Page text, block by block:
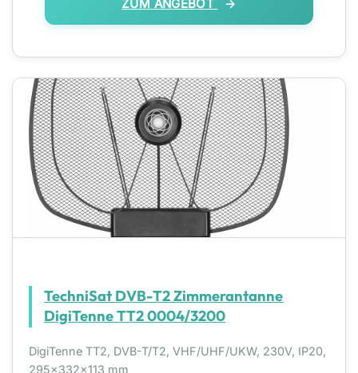
ZUM ANGEBOT
TechniSat DVB-T2 Zimmerantanne
DigiTenne TT2 0004/3200
DigiTenne TT2, DVB-T/T2, VHF/UHF/UKW, 230V, IP20,
295x332x113 mm